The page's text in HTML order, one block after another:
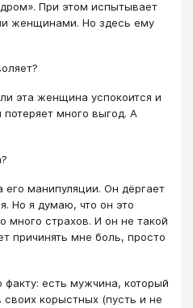
При этом испытывает
женщинами. Но здесь ему
эта женщина успокоится и
потеряет много выгод. А
его манипуляции. Он дёргает
Но я думаю, что он это
много страхов. И он не такой
причинять мне боль, просто
есть мужчина, который
корыстных (пусть и не